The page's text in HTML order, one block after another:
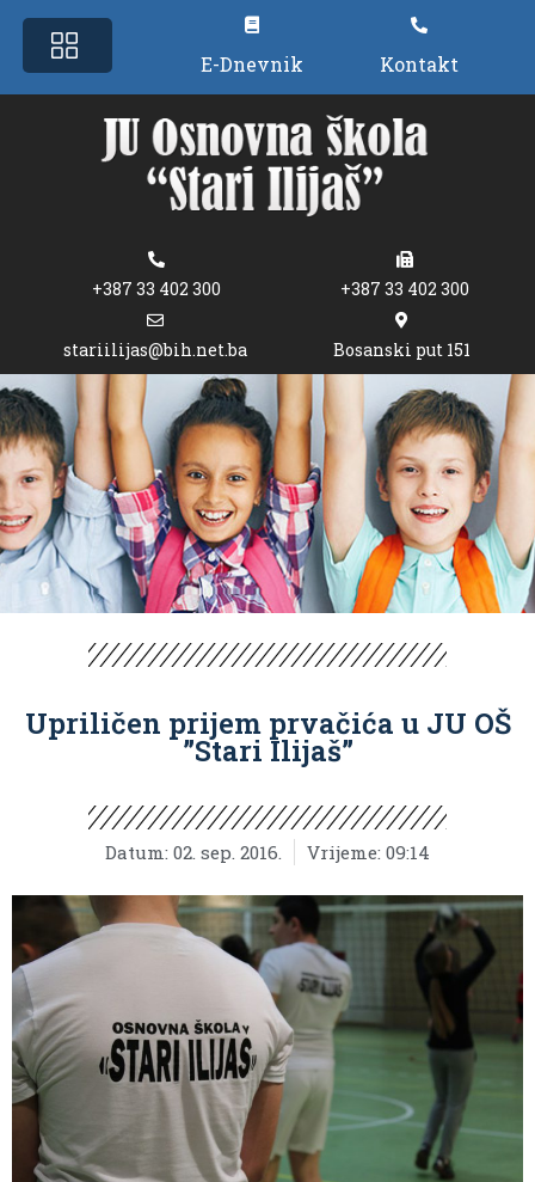
E-Dnevnik Kontakt
+387 33 402 300 +387 33 402 300
stariilijas@bih.net.ba Bosanski put 151
Upriličen prijem prvačića u JU OŠ
”Stari Ilijaš”
Datum: 02. sep. 2016. Vrijeme: 09:14